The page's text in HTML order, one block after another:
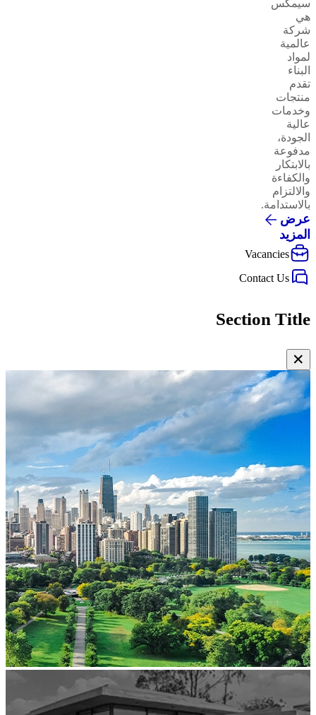
سيمكس
هي
شركة
عالمية
لمواد
البناء
تقدم
منتجات
وخدمات
عالية
الجودة،
مدفوعة
بالابتكار
والكفاءة
والالتزام
بالاستدامة.
عرض
المزيد
Vacancies
Contact Us
Section Title
✕